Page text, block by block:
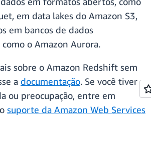
em data lakes do Amazon S3,
em bancos de dados
o Amazon Aurora.
sobre o Amazon Redshift sem
a documentação. Se você tiver
ou preocupação, entre em
suporte da Amazon Web Services